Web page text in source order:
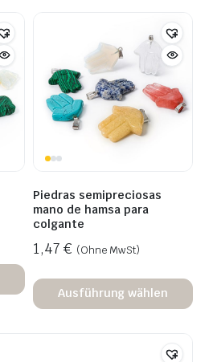
Piedras semipreciosas
mano de hamsa para
colgante
1,47 € (Ohne MwSt)
Ausführung wählen